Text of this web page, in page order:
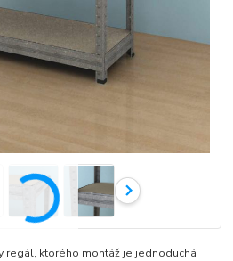
regál, ktorého montáž je jednoduchá